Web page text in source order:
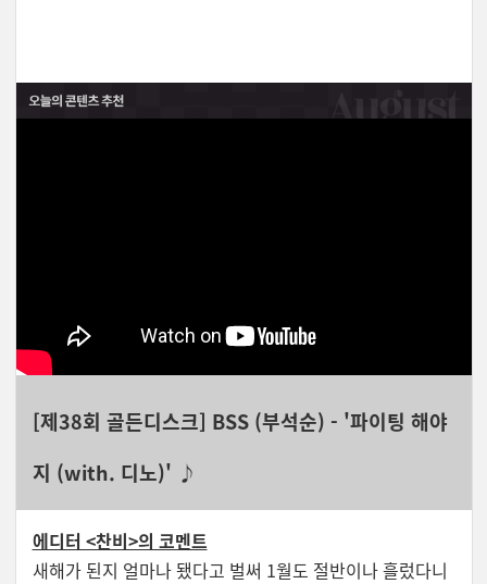
[제38회 골든디스크] BSS (부석순) - '파이팅 해야
지 (with. 디노)' ♪
에디터 <찬비>의 코멘트
새해가 된지 얼마나 됐다고 벌써 1월도 절반이나 흘렀다니